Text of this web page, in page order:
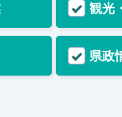
観光
県政